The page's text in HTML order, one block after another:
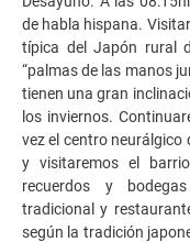
de habla hispana.
típica del Japón rural
“palmas de las manos
tienen una gran
los inviernos.
vez el centro neurálgico
y visitaremos el
recuerdos y
tradicional y
según la tradición